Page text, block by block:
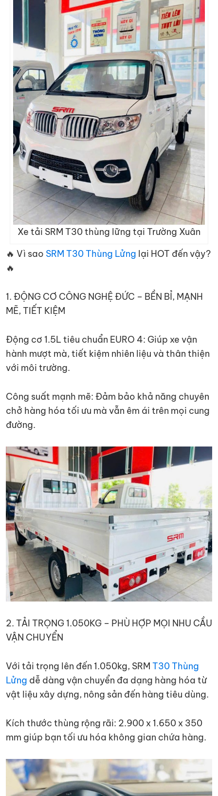
Xe tải SRM T30 thùng lững tại Trường Xuân
🔥 Vì sao SRM T30 Thùng Lửng lại HOT đến vậy?
🔥
1. ĐỘNG CƠ CÔNG NGHỆ ĐỨC – BỀN BỈ, MẠNH
MẼ, TIẾT KIỆM
Động cơ 1.5L tiêu chuẩn EURO 4: Giúp xe vận
hành mượt mà, tiết kiệm nhiên liệu và thân thiện
với môi trường.
Công suất mạnh mẽ: Đảm bảo khả năng chuyên
chở hàng hóa tối ưu mà vẫn êm ái trên mọi cung
đường.
2. TẢI TRỌNG 1.050KG – PHÙ HỢP MỌI NHU CẦU
VẬN CHUYỂN
Với tải trọng lên đến 1.050kg, SRM T30 Thùng
Lửng dễ dàng vận chuyển đa dạng hàng hóa từ
vật liệu xây dựng, nông sản đến hàng tiêu dùng.
Kích thước thùng rộng rãi: 2.900 x 1.650 x 350
mm giúp bạn tối ưu hóa không gian chứa hàng.